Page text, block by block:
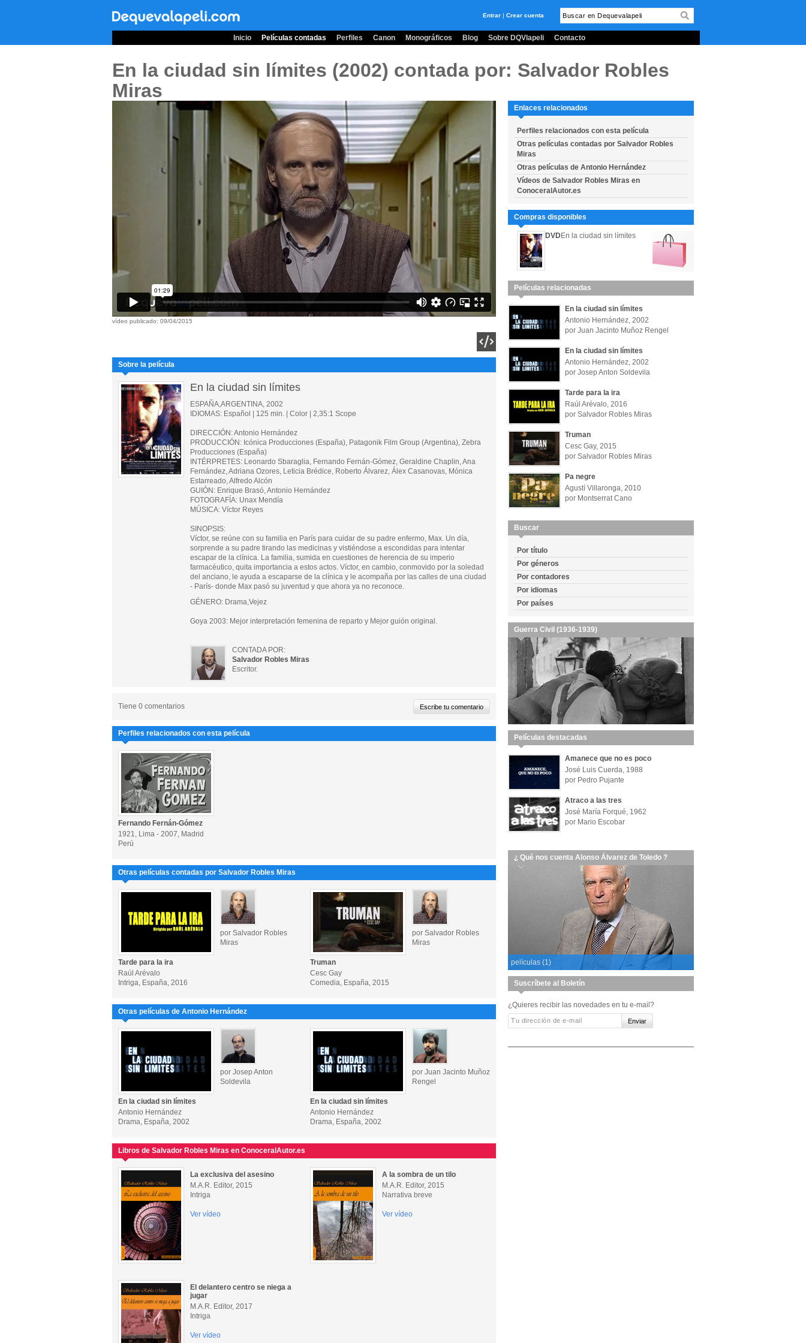
Entrar | Crear cuenta
Inicio Películas contadas Perfiles Canon Monográficos Blog Sobre DQVlapeli Contacto
En la ciudad sin límites (2002) contada por: Salvador Robles
Miras
vídeo publicado: 09/04/2015
Sobre la película
En la ciudad sin límites
ESPAÑA,ARGENTINA, 2002
IDIOMAS: Español | 125 min. | Color | 2,35:1 Scope
DIRECCIÓN: Antonio Hernández
PRODUCCIÓN: Icónica Producciones (España), Patagonik Film Group (Argentina), Zebra
Producciones (España)
INTÉRPRETES: Leonardo Sbaraglia, Fernando Fernán-Gómez, Geraldine Chaplin, Ana
Fernández, Adriana Ozores, Leticia Brédice, Roberto Álvarez, Álex Casanovas, Mónica
Estarreado, Alfredo Alcón
GUIÓN: Enrique Brasó, Antonio Hernández
FOTOGRAFÍA: Unax Mendía
MÚSICA: Víctor Reyes
SINOPSIS:
Víctor, se reúne con su familia en París para cuidar de su padre enfermo, Max. Un día,
sorprende a su padre tirando las medicinas y vistiéndose a escondidas para intentar
escapar de la clínica. La familia, sumida en cuestiones de herencia de su imperio
farmacéutico, quita importancia a estos actos. Víctor, en cambio, conmovido por la soledad
del anciano, le ayuda a escaparse de la clínica y le acompaña por las calles de una ciudad
- París- donde Max pasó su juventud y que ahora ya no reconoce.
GÉNERO: Drama,Vejez
Goya 2003: Mejor interpretación femenina de reparto y Mejor guión original.
CONTADA POR:
Salvador Robles Miras
Escritor.
Tiene 0 comentarios
Perfiles relacionados con esta película
Fernando Fernán-Gómez
1921, Lima - 2007, Madrid
Perú
Otras películas contadas por Salvador Robles Miras
por Salvador Robles
Miras
Tarde para la ira
Raúl Arévalo
Intriga, España, 2016
por Salvador Robles
Miras
Truman
Cesc Gay
Comedia, España, 2015
Otras películas de Antonio Hernández
por Josep Anton
Soldevila
En la ciudad sin límites
Antonio Hernández
Drama, España, 2002
por Juan Jacinto Muñoz
Rengel
En la ciudad sin límites
Antonio Hernández
Drama, España, 2002
Libros de Salvador Robles Miras en ConoceralAutor.es
La exclusiva del asesino
M.A.R. Editor, 2015
Intriga
Ver vídeo
A la sombra de un tilo
M.A.R. Editor, 2015
Narrativa breve
Ver vídeo
El delantero centro se niega a
jugar
M.A.R. Editor, 2017
Intriga
Ver vídeo
Enlaces relacionados
Perfiles relacionados con esta película
Otras películas contadas por Salvador Robles
Miras
Otras películas de Antonio Hernández
Vídeos de Salvador Robles Miras en
ConoceralAutor.es
Compras disponibles
DVDEn la ciudad sin límites
Películas relacionadas
En la ciudad sin límites
Antonio Hernández, 2002
por Juan Jacinto Muñoz Rengel
En la ciudad sin límites
Antonio Hernández, 2002
por Josep Anton Soldevila
Tarde para la ira
Raúl Arévalo, 2016
por Salvador Robles Miras
Truman
Cesc Gay, 2015
por Salvador Robles Miras
Pa negre
Agustí Villaronga, 2010
por Montserrat Cano
Buscar
Por título
Por géneros
Por contadores
Por idiomas
Por países
Guerra Civil (1936-1939)
Películas destacadas
Amanece que no es poco
José Luis Cuerda, 1988
por Pedro Pujante
Atraco a las tres
José María Forqué, 1962
por Mario Escobar
¿ Qué nos cuenta Alonso Álvarez de Toledo ?
películas (1)
Suscríbete al Boletín
¿Quieres recibir las novedades en tu e-mail?